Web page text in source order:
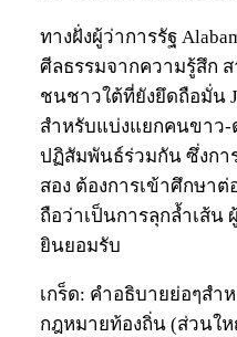
ทางฝั่งผู้ว่าการรัฐ
ศีลธรรมจากความรู้สึก
ชนชาวใต้ที่ยังยึดถือมั่น
สำหรับแบ่งแยกคนขาว-
ปฏิสัมพันธ์ร่วมกัน ซึ่งกา
สอง ต้องการเข้าศึกษา
ถือว่าเป็นการลุกล้ำเส้น
ยินยอมรับ
เกร็ด: คำอธิบายย่อๆสำห
กฎหมายท้องถิ่น (ส่วนใ